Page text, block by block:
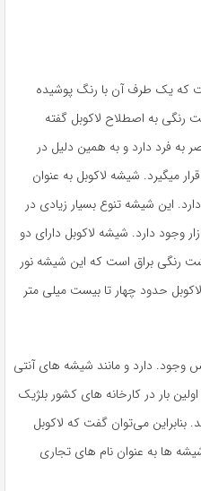
که یک طرف آن با رنگ پوشیده
به اصطلاح لاکوبل گفته
به فرد دارد و به همین دلیل در
میگیرد. شیشه لاکوبل به عنوان
این شیشه تنوع بسیار زیادی در
در بازار وجود دارد. شیشه لاکوبل دارای دو
براق است که این شیشه نور
حدود چهار تا بیست میلی متر
وجود. دارد و مانند شیشه های آنتی
بار در کارخانه های کشور بلژیک
بنابراین می‌توان گفت که لاکوبل
ها به عنوان نام های تجاری